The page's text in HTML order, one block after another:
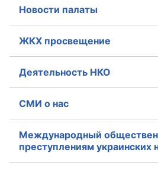
Новости палаты
ЖКХ просвещение
Деятельность НКО
СМИ о нас
Международный
преступлениям украинских